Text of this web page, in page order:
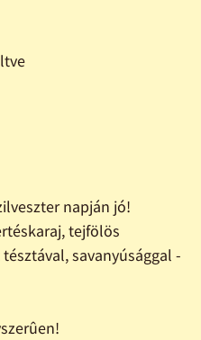
napján jó!
tejfölös
savanyúsággal -